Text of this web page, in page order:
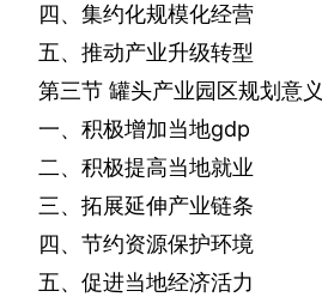
四、集约化规模化经营
五、推动产业升级转型
第三节 罐头产业园区规划意义
一、积极增加当地gdp
二、积极提高当地就业
三、拓展延伸产业链条
四、节约资源保护环境
五、促进当地经济活力